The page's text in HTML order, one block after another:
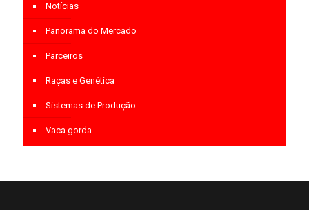
Notícias
Panorama do Mercado
Parceiros
Raças e Genética
Sistemas de Produção
Vaca gorda